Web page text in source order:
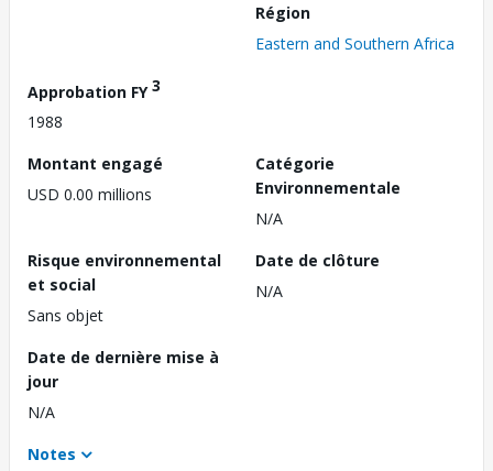
Région
Eastern and Southern Africa
Approbation FY3
1988
Montant engagé
USD 0.00 millions
Catégorie
Environnementale
N/A
Risque environnemental
et social
Sans objet
Date de clôture
N/A
Date de dernière mise à
jour
N/A
Notes